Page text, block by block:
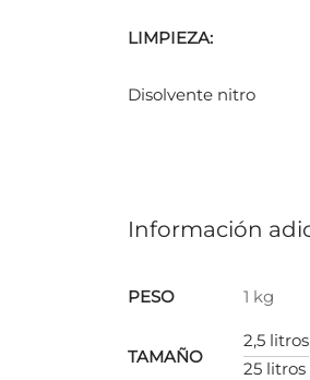
LIMPIEZA:
Disolvente nitro
Información
PESO 1 kg
TAMAÑO
2,5 litros
25 litros